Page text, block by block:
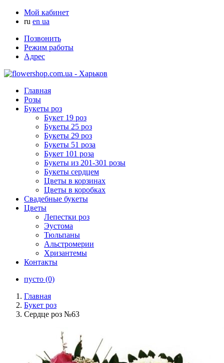
Мой кабинет
ru en ua
Позвонить
Режим работы
Адрес
Главная
Розы
Букеты роз
Букет 19 роз
Букеты 25 роз
Букеты 29 роз
Букеты 51 роза
Букет 101 роза
Букеты из 201-301 розы
Букеты сердцем
Цветы в корзинах
Цветы в коробках
Свадебные букеты
Цветы
Лепестки роз
Эустома
Тюльпаны
Альстромерии
Хризантемы
Контакты
пусто (0)
Главная
Букет роз
Сердце роз №63